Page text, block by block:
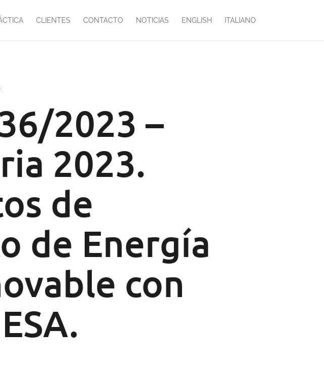
CLIENTES CONTACTO NOTICIAS ENGLISH ITALIANO
2023 –
2023.
de
de Energía
con